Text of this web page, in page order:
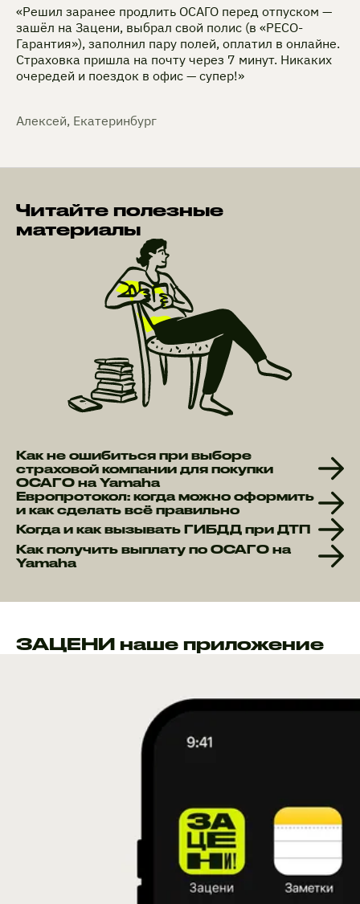
«Решил заранее продлить ОСАГО перед отпуском —
зашёл на Зацени, выбрал свой полис (в «РЕСО-
Гарантия»), заполнил пару полей, оплатил в онлайне.
Страховка пришла на почту через 7 минут. Никаких
очередей и поездок в офис — супер!»
Алексей, Екатеринбург
Читайте полезные
материалы
Как не ошибиться при выборе
страховой компании для покупки
ОСАГО на Yamaha
Европротокол: когда можно оформить
и как сделать всё правильно
Когда и как вызывать ГИБДД при ДТП
Как получить выплату по ОСАГО на
Yamaha
ЗАЦЕНИ наше приложение